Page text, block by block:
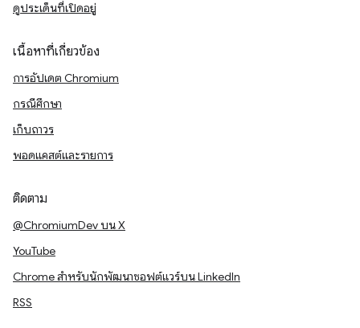
ดูประเด็นที่เปิดอยู่
เนื้อหาที่เกี่ยวข้อง
การอัปเดต Chromium
กรณีศึกษา
เก็บถาวร
พอดแคสต์และรายการ
ติดตาม
@ChromiumDev บน X
YouTube
Chrome สำหรับนักพัฒนาซอฟต์แวร์บน LinkedIn
RSS